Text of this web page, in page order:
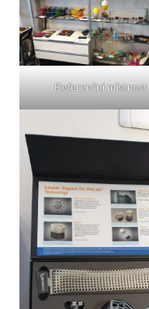
Referenční místnost